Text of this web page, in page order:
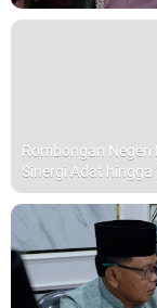
Rombongan
Sinergi Adat